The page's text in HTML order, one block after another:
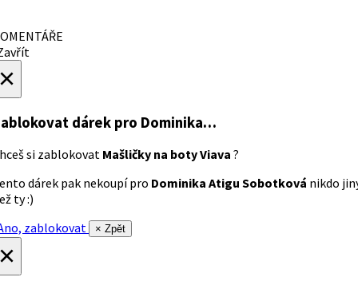
dárek pro Dominika…
si zablokovat Mašličky na boty Viava ?
dárek pak nekoupí pro Dominika Atigu Sobotková nikdo
ty :)
zablokovat
× Zpět